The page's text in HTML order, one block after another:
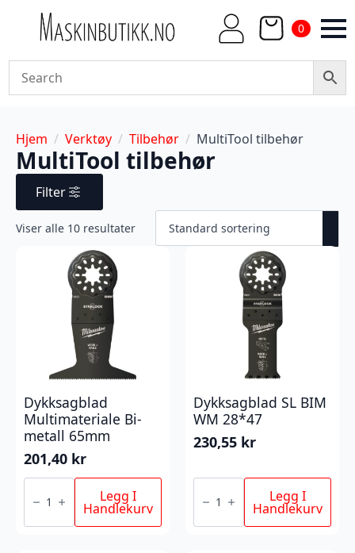
0
Hjem Verktøy Tilbehør MultiTool tilbehør
MultiTool tilbehør
Filter
Viser alle 10 resultater
Dykksagblad
Multimateriale Bi-
metall 65mm
201,40 kr
Dykksagblad
Multimateriale
Bi-
65mm
Legg I
Handlekurv
Dykksagblad SL BIM
WM 28*47
230,55 kr
Dykksagblad
BIM
28*47
Legg I
Handlekurv